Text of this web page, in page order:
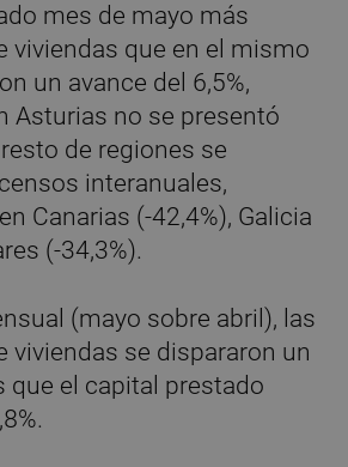
mes de mayo más
viviendas que en el mismo
un avance del 6,5%,
Asturias no se presentó
de regiones se
interanuales,
Canarias (-42,4%), Galicia
(-34,3%).
(mayo sobre abril), las
viviendas se dispararon un
que el capital prestado